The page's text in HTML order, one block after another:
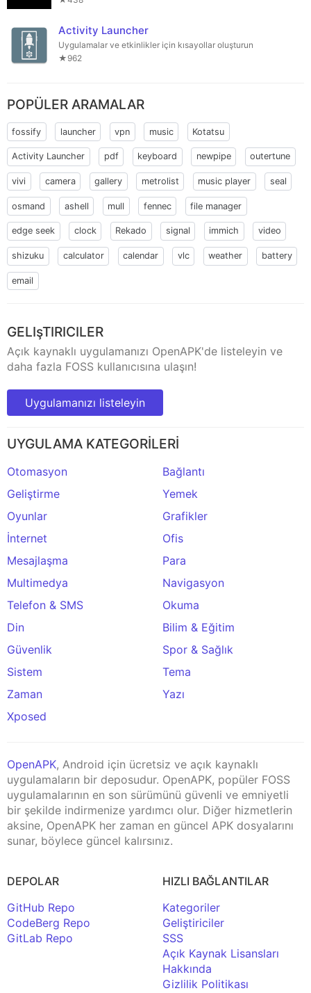
Activity Launcher
Uygulamalar ve etkinlikler için kısayollar oluşturun
★962
POPÜLER ARAMALAR
fossify launcher vpn music Kotatsu
Activity Launcher pdf keyboard newpipe outertune
vivi camera gallery metrolist music player seal
osmand ashell mull fennec file manager
edge seek clock Rekado signal immich video
shizuku calculator calendar vlc weather battery
email
GELIşTIRICILER
Açık kaynaklı uygulamanızı OpenAPK'de listeleyin ve
daha fazla FOSS kullanıcısına ulaşın!
Uygulamanızı listeleyin
UYGULAMA KATEGORİLERİ
Otomasyon
Bağlantı
Geliştirme
Yemek
Oyunlar
Grafikler
İnternet
Ofis
Mesajlaşma
Para
Multimedya
Navigasyon
Telefon & SMS
Okuma
Din
Bilim & Eğitim
Güvenlik
Spor & Sağlık
Sistem
Tema
Zaman
Yazı
Xposed
OpenAPK, Android için ücretsiz ve açık kaynaklı
uygulamaların bir deposudur. OpenAPK, popüler FOSS
uygulamalarının en son sürümünü güvenli ve emniyetli
bir şekilde indirmenize yardımcı olur. Diğer hizmetlerin
aksine, OpenAPK her zaman en güncel APK dosyalarını
sunar, böylece güncel kalırsınız.
DEPOLAR
GitHub Repo
CodeBerg Repo
GitLab Repo
HIZLI BAĞLANTILAR
Kategoriler
Geliştiriciler
SSS
Açık Kaynak Lisansları
Hakkında
Gizlilik Politikası